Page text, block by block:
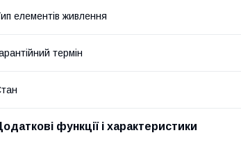
елементів живлення
термін
функції і характеристики